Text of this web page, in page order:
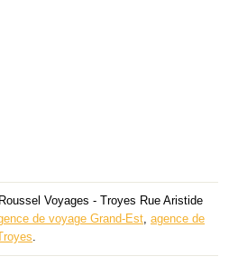
Voyages - Troyes Rue Aristide
de voyage Grand-Est, agence de
.